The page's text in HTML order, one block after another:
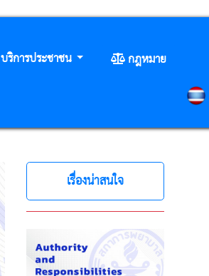
บริการประชาชน
กฎหมาย
เรื่องน่าสนใจ